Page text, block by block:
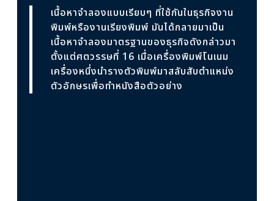
เนื้อหาจำลองแบบเรียบๆ ที่ใช้กันในธุรกิจงาน
พิมพ์หรืองานเรียงพิมพ์ มันได้กลายมาเป็น
เนื้อหาจำลองมาตรฐานของธุรกิจดังกล่าวมา
ตั้งแต่ศตวรรษที่ 16 เมื่อเครื่องพิมพ์โนเนม
เครื่องหนึ่งนำรางตัวพิมพ์มาสลับสับตำแหน่ง
ตัวอักษรเพื่อทำหนังสือตัวอย่าง